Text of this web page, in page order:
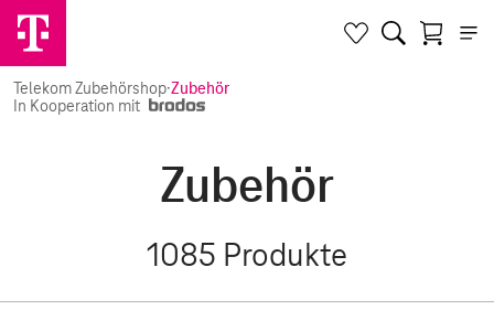
Telekom Zubehörshop·Zubehör
In Kooperation mit
Zubehör
1085 Produkte